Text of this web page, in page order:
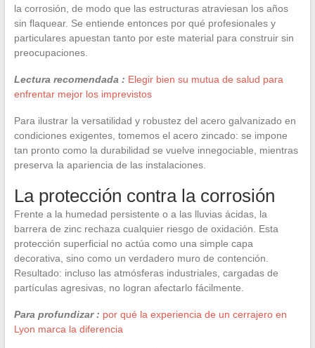
la corrosión, de modo que las estructuras atraviesan los años
sin flaquear. Se entiende entonces por qué profesionales y
particulares apuestan tanto por este material para construir sin
preocupaciones.
Lectura recomendada : Elegir bien su mutua de salud para
enfrentar mejor los imprevistos
Para ilustrar la versatilidad y robustez del acero galvanizado en
condiciones exigentes, tomemos el acero zincado: se impone
tan pronto como la durabilidad se vuelve innegociable, mientras
preserva la apariencia de las instalaciones.
La protección contra la corrosión
Frente a la humedad persistente o a las lluvias ácidas, la
barrera de zinc rechaza cualquier riesgo de oxidación. Esta
protección superficial no actúa como una simple capa
decorativa, sino como un verdadero muro de contención.
Resultado: incluso las atmósferas industriales, cargadas de
partículas agresivas, no logran afectarlo fácilmente.
Para profundizar : por qué la experiencia de un cerrajero en
Lyon marca la diferencia